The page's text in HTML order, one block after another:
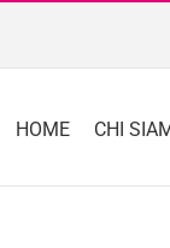
HOME CHI